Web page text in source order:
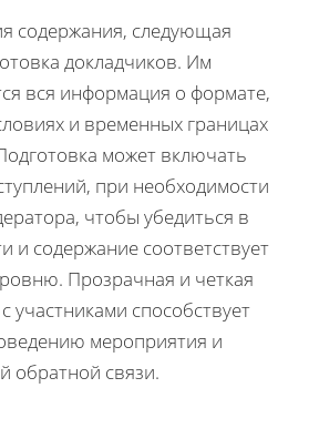
содержания, следующая
докладчиков. Им
вся информация о формате,
и временных границах
может включать
при необходимости
чтобы убедиться в
и содержание соответствует
Прозрачная и четкая
участниками способствует
мероприятия и
обратной связи.